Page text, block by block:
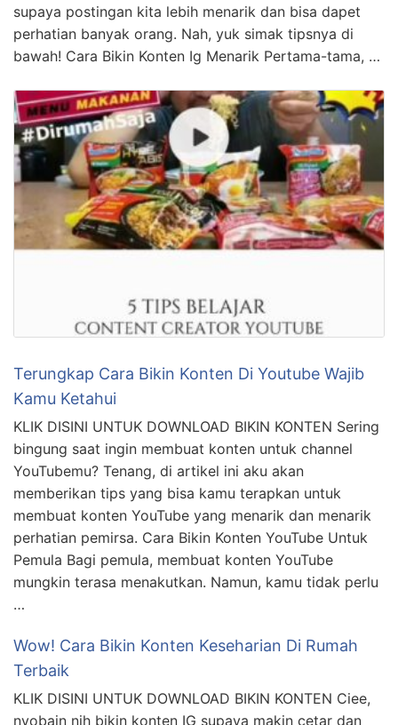
supaya postingan kita lebih menarik dan bisa dapet
perhatian banyak orang. Nah, yuk simak tipsnya di
bawah! Cara Bikin Konten Ig Menarik Pertama-tama, …
Terungkap Cara Bikin Konten Di Youtube Wajib
Kamu Ketahui
KLIK DISINI UNTUK DOWNLOAD BIKIN KONTEN Sering
bingung saat ingin membuat konten untuk channel
YouTubemu? Tenang, di artikel ini aku akan
memberikan tips yang bisa kamu terapkan untuk
membuat konten YouTube yang menarik dan menarik
perhatian pemirsa. Cara Bikin Konten YouTube Untuk
Pemula Bagi pemula, membuat konten YouTube
mungkin terasa menakutkan. Namun, kamu tidak perlu
…
Wow! Cara Bikin Konten Keseharian Di Rumah
Terbaik
KLIK DISINI UNTUK DOWNLOAD BIKIN KONTEN Ciee,
nyobain nih bikin konten IG supaya makin cetar dan